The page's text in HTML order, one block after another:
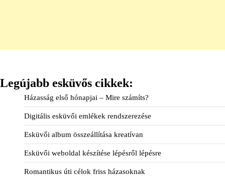
Legújabb esküvős cikkek:
Házasság első hónapjai – Mire számíts?
Digitális esküvői emlékek rendszerezése
Esküvői album összeállítása kreatívan
Esküvői weboldal készítése lépésről lépésre
Romantikus úti célok friss házasoknak